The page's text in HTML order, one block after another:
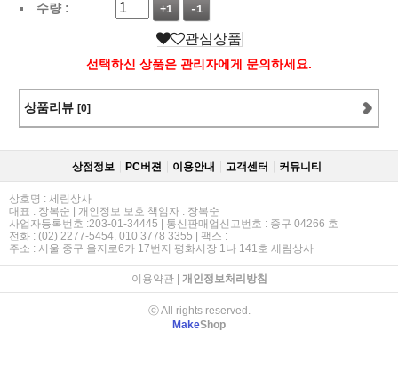
수량 :
+1 -1
관심상품
선택하신 상품은 관리자에게 문의하세요.
상품리뷰 [0]
상점정보 PC버젼 이용안내 고객센터 커뮤니티
상호명 : 세림상사
대표 : 장복순 | 개인정보 보호 책임자 : 장복순
사업자등록번호 :203-01-34445 | 통신판매업신고번호 : 중구 04266 호
전화 : (02) 2277-5454, 010 3778 3355 | 팩스 :
주소 : 서울 중구 을지로6가 17번지 평화시장 1나 141호 세림상사
이용약관| 개인정보처리방침
ⓒ All rights reserved.
MakeShop